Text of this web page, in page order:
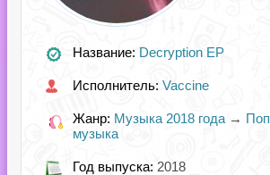
Название: Decryption EP
Исполнитель: Vaccine
Жанр: Музыка 2018 года →
музыка
Год выпуска: 2018